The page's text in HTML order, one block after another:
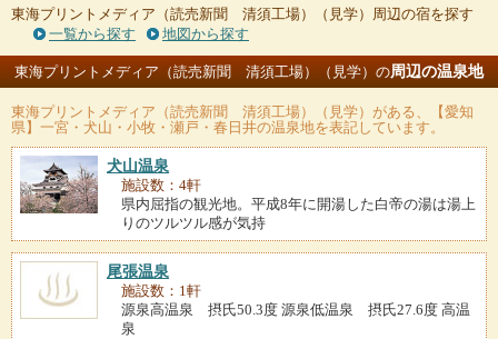
東海プリントメディア（読売新聞 清須工場）（見学）周辺の宿を探す
一覧から探す
地図から探す
東海プリントメディア（読売新聞 清須工場）（見学）の周辺の温泉地
東海プリントメディア（読売新聞 清須工場）（見学） がある、【愛知
県】一宮・犬山・小牧・瀬戸・春日井の温泉地を表記しています。
犬山温泉
施設数：4軒
県内屈指の観光地。平成8年に開湯した白帝の湯は湯上
りのツルツル感が気持
尾張温泉
施設数：1軒
源泉高温泉 摂氏50.3度 源泉低温泉 摂氏27.6度 高温
泉